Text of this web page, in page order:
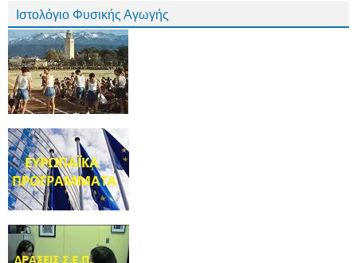
Ιστολόγιο Φυσικής Αγωγής